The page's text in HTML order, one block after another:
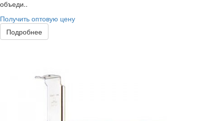
объеди..
Получить оптовую цену
Подробнее